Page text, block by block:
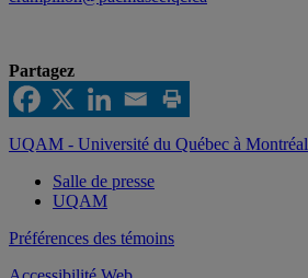
Partagez
UQAM - Université du Québec à Montréal
Salle de presse
UQAM
Préférences des témoins